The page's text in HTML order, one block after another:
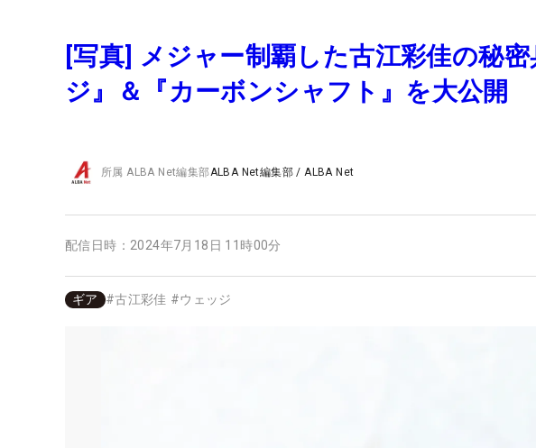
[写真] メジャー制覇した古江彩佳の秘
ジ』＆『カーボンシャフト』を大公開
所属ALBA Net編集部ALBA Net編集部 /ALBA Net
配信日時： 2024年7月18日 11時00分
ギア #古江彩佳 #ウェッジ